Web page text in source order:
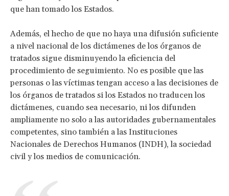
que han tomado los Estados.
Además, el hecho de que no haya una difusión suficiente
a nivel nacional de los dictámenes de los órganos de
tratados sigue disminuyendo la eficiencia del
procedimiento de seguimiento. No es posible que las
personas o las víctimas tengan acceso a las decisiones de
los órganos de tratados si los Estados no traducen los
dictámenes, cuando sea necesario, ni los difunden
ampliamente no solo a las autoridades gubernamentales
competentes, sino también a las Instituciones
Nacionales de Derechos Humanos (INDH), la sociedad
civil y los medios de comunicación.